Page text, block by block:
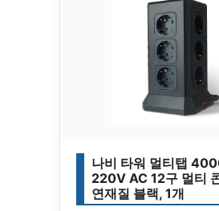
나비 타워 멀티탭
220V AC 12구 멀티
연재질 블랙, 1개